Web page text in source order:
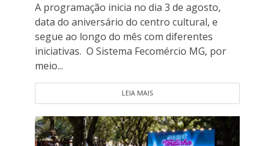
A programação inicia no dia 3 de agosto,
data do aniversário do centro cultural, e
segue ao longo do mês com diferentes
iniciativas. O Sistema Fecomércio MG, por
meio...
LEIA MAIS